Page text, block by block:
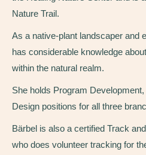
Nature Trail.
As a native-plant landscaper and
has considerable knowledge
within the natural realm.
She holds Program
Design positions for all three
Bärbel is also a certified Track
who does volunteer tracking for